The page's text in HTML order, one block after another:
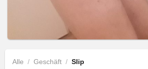
Alle / Geschäft / Slip